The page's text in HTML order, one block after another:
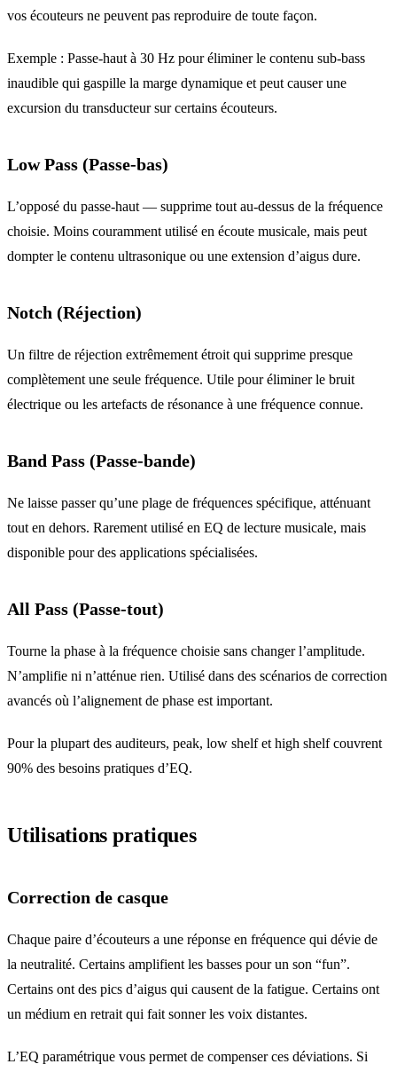
vos écouteurs ne peuvent pas reproduire de toute façon.
Exemple : Passe-haut à 30 Hz pour éliminer le contenu sub-bass
inaudible qui gaspille la marge dynamique et peut causer une
excursion du transducteur sur certains écouteurs.
Low Pass (Passe-bas)
L’opposé du passe-haut — supprime tout au-dessus de la fréquence
choisie. Moins couramment utilisé en écoute musicale, mais peut
dompter le contenu ultrasonique ou une extension d’aigus dure.
Notch (Réjection)
Un filtre de réjection extrêmement étroit qui supprime presque
complètement une seule fréquence. Utile pour éliminer le bruit
électrique ou les artefacts de résonance à une fréquence connue.
Band Pass (Passe-bande)
Ne laisse passer qu’une plage de fréquences spécifique, atténuant
tout en dehors. Rarement utilisé en EQ de lecture musicale, mais
disponible pour des applications spécialisées.
All Pass (Passe-tout)
Tourne la phase à la fréquence choisie sans changer l’amplitude.
N’amplifie ni n’atténue rien. Utilisé dans des scénarios de correction
avancés où l’alignement de phase est important.
Pour la plupart des auditeurs, peak, low shelf et high shelf couvrent
90% des besoins pratiques d’EQ.
Utilisations pratiques
Correction de casque
Chaque paire d’écouteurs a une réponse en fréquence qui dévie de
la neutralité. Certains amplifient les basses pour un son “fun”.
Certains ont des pics d’aigus qui causent de la fatigue. Certains ont
un médium en retrait qui fait sonner les voix distantes.
L’EQ paramétrique vous permet de compenser ces déviations. Si